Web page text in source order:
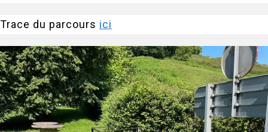
Trace du parcours ici